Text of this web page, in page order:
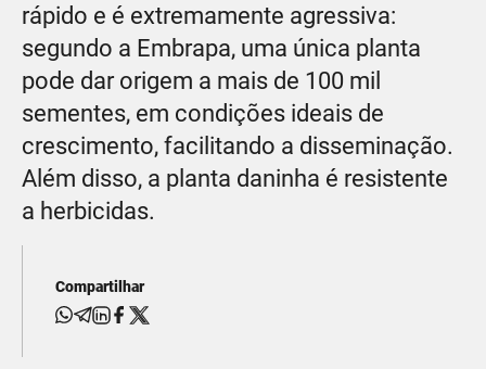
rápido e é extremamente agressiva:
segundo a Embrapa, uma única planta
pode dar origem a mais de 100 mil
sementes, em condições ideais de
crescimento, facilitando a disseminação.
Além disso, a planta daninha é resistente
a herbicidas.
Compartilhar